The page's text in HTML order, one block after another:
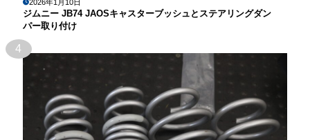
2026年1月10日
ジムニー JB74 JAOSキャスターブッシュとステアリングダン
パー取り付け
4